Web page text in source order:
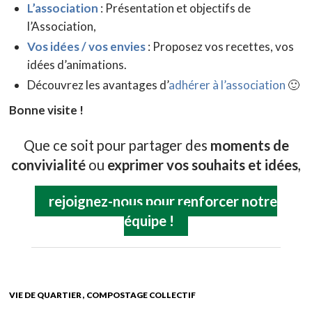
L’association : Présentation et objectifs de
l’Association,
Vos idées / vos envies: Proposez vos recettes, vos
idées d’animations.
Découvrez les avantages d’adhérer à l’association 🙂
Bonne visite !
Que ce soit pour partager des moments de
convivialité ou exprimer vos souhaits et idées,
rejoignez-nous pour renforcer notre
équipe !
VIE DE QUARTIER COMPOSTAGE COLLECTIF